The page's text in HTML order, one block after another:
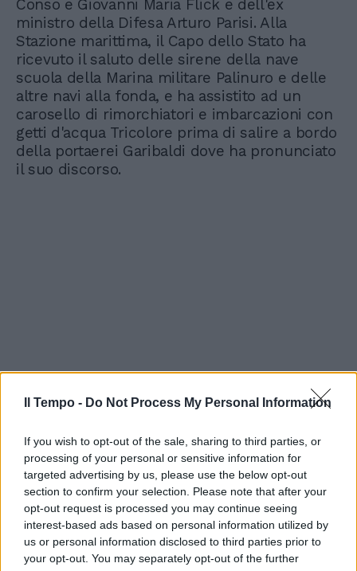
Il Tempo - Do Not Process My Personal Information
If you wish to opt-out of the sale, sharing to third parties, or
processing of your personal or sensitive information for
targeted advertising by us, please use the below opt-out
section to confirm your selection. Please note that after your
opt-out request is processed you may continue seeing
interest-based ads based on personal information utilized by
us or personal information disclosed to third parties prior to
your opt-out. You may separately opt-out of the further
Conso e Giovanni Maria Flick e dell'ex
ministro della Difesa Arturo Parisi. Alla
Stazione marittima, il Capo dello Stato ha
ricevuto il saluto delle sirene della nave
scuola della Marina militare Palinuro e delle
altre navi alla fonda, e ha assistito ad un
carosello di rimorchiatori e imbarcazioni con
getti d'acqua Tricolore prima di salire a bordo
della portaerei Garibaldi dove ha pronunciato
il suo discorso.